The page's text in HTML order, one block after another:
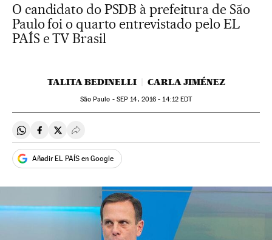
O candidato do PSDB à prefeitura de São
Paulo foi o quarto entrevistado pelo EL
PAÍS e TV Brasil
TALITA BEDINELLI CARLA JIMÉNEZ
São Paulo - SEP 14, 2016 - 14:12EDT
Compartir en Whatsapp
Compartir en Facebook
Compartir en Twitter
Desplegar Redes Sociales
Añadir EL PAÍS en Google